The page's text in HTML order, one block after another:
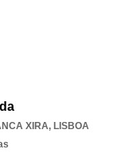
XIRA, LISBOA